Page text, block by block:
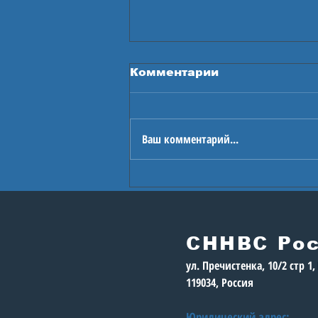
Игры будущего
Комментарии
Ваш комментарий...
СННВС
ул. Пречистенка, 10/2 стр
119034, Россия